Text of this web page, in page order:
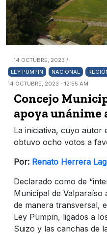
14 OCTUBRE, 2023 /
LEY PÜMPIN
NACIONAL
14 OCTUBRE, 2023 - 12:55 AM
Concejo
apoya unánime
La iniciativa, cuyo autor
obtuvo ocho votos a
Por: Renato Herrera
Declarado como de
Municipal de
de manera transversal,
Ley Pümpin, ligados a
Suizo y las canchas de